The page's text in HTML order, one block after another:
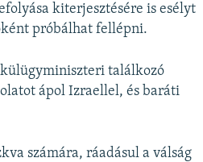
kiterjesztésére is esélyt
próbálhat fellépni.
külügyminiszteri találkozó
ápol Izraellel, és baráti
számára, ráadásul a válság